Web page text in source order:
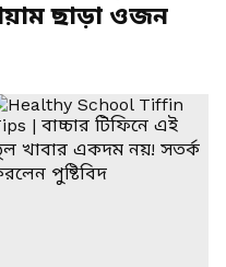
ছাড়া ওজন